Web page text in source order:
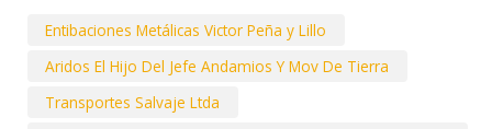
Entibaciones Metálicas Victor Peña y Lillo
Aridos El Hijo Del Jefe Andamios Y Mov De Tierra
Transportes Salvaje Ltda